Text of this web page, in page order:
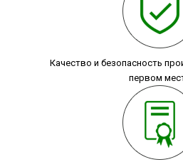
Качество и безопасность
первом